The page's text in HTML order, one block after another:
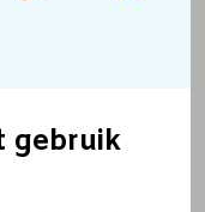
gebruik